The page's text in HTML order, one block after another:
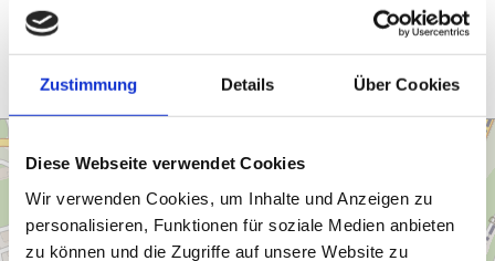
Zustimmung Details Über Cookies
Diese Webseite verwendet Cookies
Wir verwenden Cookies, um Inhalte und Anzeigen zu
personalisieren, Funktionen für soziale Medien anbieten
zu können und die Zugriffe auf unsere Website zu